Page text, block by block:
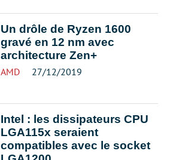
Un drôle de Ryzen 1600
gravé en 12 nm avec
architecture Zen+
AMD 27/12/2019
Intel : les dissipateurs CPU
LGA115x seraient
compatibles avec le socket